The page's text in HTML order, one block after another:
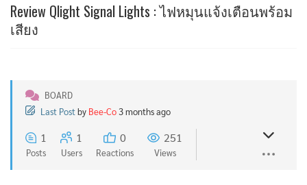
Review Qlight Signal Lights : ไฟหมุนแจ้งเตือนพร้อม
เสียง
BOARD
Last Postby Bee-Co3 months ago
1
Posts
1
Users
0
Reactions
251
Views